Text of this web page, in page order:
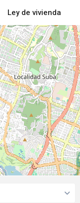
Ley de vivienda